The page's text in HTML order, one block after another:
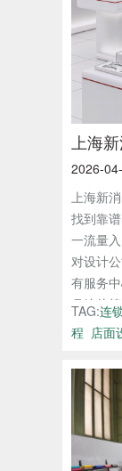
上海
派公司
2026-
上海新
找到靠
一流量
对设计
有服务
月镜片
TAG:连
程 店面